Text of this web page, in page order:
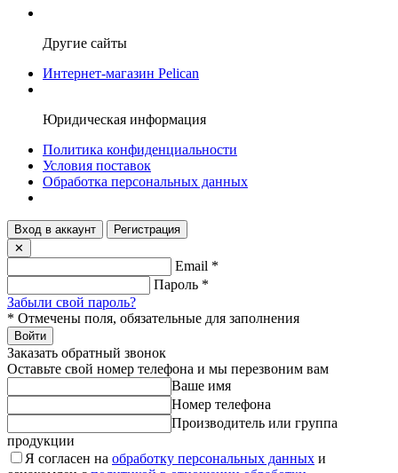
Другие сайты
Интернет-магазин Pelican
Юридическая информация
Политика конфиденциальности
Условия поставок
Обработка персональных данных
Вход в аккаунт
Регистрация
✕
Email *
Пароль *
Забыли свой пароль?
* Отмечены поля, обязательные для заполнения
Войти
Заказать обратный звонок
Оставьте свой номер телефона и мы перезвоним вам
Ваше имя
Номер телефона
Производитель или группа
продукции
Я согласен на обработку персональных данных и